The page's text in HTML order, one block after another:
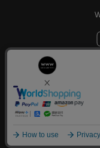
©World